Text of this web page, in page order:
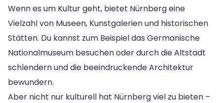
Wenn es um Kultur geht, bietet Nürnberg eine
Vielzahl von Museen, Kunstgalerien und historischen
Stätten. Du kannst zum Beispiel das Germanische
Nationalmuseum besuchen oder durch die Altstadt
schlendern und die beeindruckende Architektur
bewundern.
Aber nicht nur kulturell hat Nürnberg viel zu bieten –